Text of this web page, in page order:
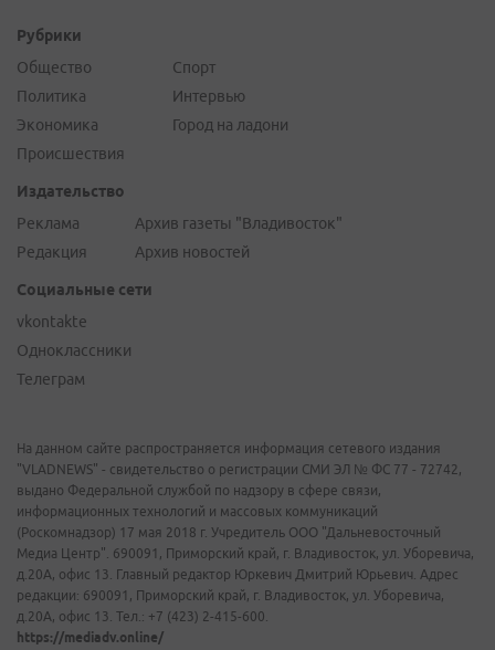
Рубрики
Общество
Политика
Экономика
Происшествия
Спорт
Интервью
Город на ладони
Издательство
Реклама
Редакция
Архив газеты "Владивосток"
Архив новостей
Социальные сети
vkontakte
Одноклассники
Телеграм
На данном сайте распространяется информация сетевого издания
"VLADNEWS" - свидетельство о регистрации СМИ ЭЛ № ФС 77 - 72742,
выдано Федеральной службой по надзору в сфере связи,
информационных технологий и массовых коммуникаций
(Роскомнадзор) 17 мая 2018 г. Учредитель ООО "Дальневосточный
Медиа Центр". 690091, Приморский край, г. Владивосток, ул. Уборевича,
д.20А, офис 13. Главный редактор Юркевич Дмитрий Юрьевич. Адрес
редакции: 690091, Приморский край, г. Владивосток, ул. Уборевича,
д.20А, офис 13. Тел.: +7 (423) 2-415-600.
https://mediadv.online/